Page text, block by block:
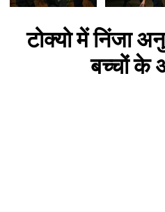
टोक्यो में निंजा
बच्चों के